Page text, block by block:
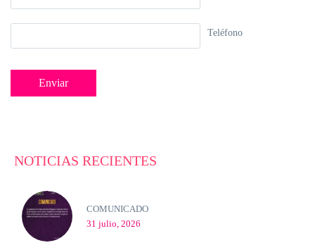
Teléfono
NOTICIAS RECIENTES
COMUNICADO
31 julio, 2026